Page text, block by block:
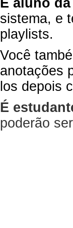
sistema, e
playlists.
Você
anotações
los depois
É
poderão